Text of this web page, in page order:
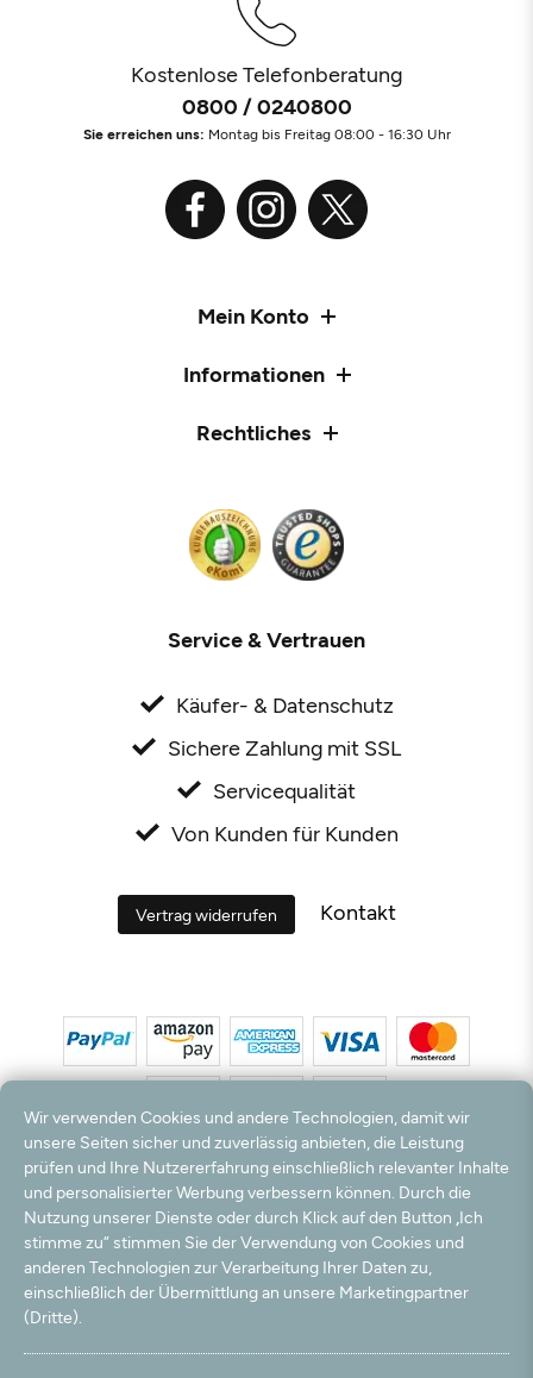
Kostenlose Telefonberatung
0800 / 0240800
Sie erreichen uns: Montag bis Freitag 08:00 - 16:30 Uhr
Mein Konto
Informationen
Rechtliches
Service & Vertrauen
Käufer- & Datenschutz
Sichere Zahlung mit SSL
Servicequalität
Von Kunden für Kunden
Vertrag widerrufen Kontakt
*Alle Preise inkl. MwSt. und zzgl. Versandkosten. **Kostenloser Versand und Rückversand
nur innerhalb Deutschlands und Österreichs.
Hinweis:Wir nutzen Ihre E-Mail Adresse für werbliche Zwecke, die jederzeit widerrufen
werden können. Ihre Daten werden nicht an Dritte weitergegeben.
© 2003 - 2026 Teppichversand24 GmbH / Alle Rechte vorbehalten. powered by
createyourtemplate
Wir verwenden Cookies und andere Technologien, damit wir
unsere Seiten sicher und zuverlässig anbieten, die Leistung
prüfen und Ihre Nutzererfahrung einschließlich relevanter Inhalte
und personalisierter Werbung verbessern können. Durch die
Nutzung unserer Dienste oder durch Klick auf den Button „Ich
stimme zu“ stimmen Sie der Verwendung von Cookies und
anderen Technologien zur Verarbeitung Ihrer Daten zu,
einschließlich der Übermittlung an unsere Marketingpartner
(Dritte).